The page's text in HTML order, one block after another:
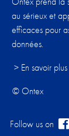
au sérieux et
efficaces pour
données.
> En savoir plus
© Ontex
Follow us on